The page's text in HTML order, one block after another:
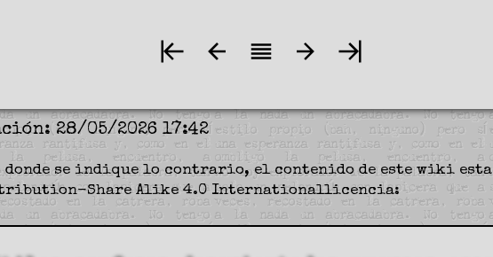
28/05/2026 17:42
donde se indique lo contrario, el contenido de este wiki
licencia:
Share Alike 4.0 International